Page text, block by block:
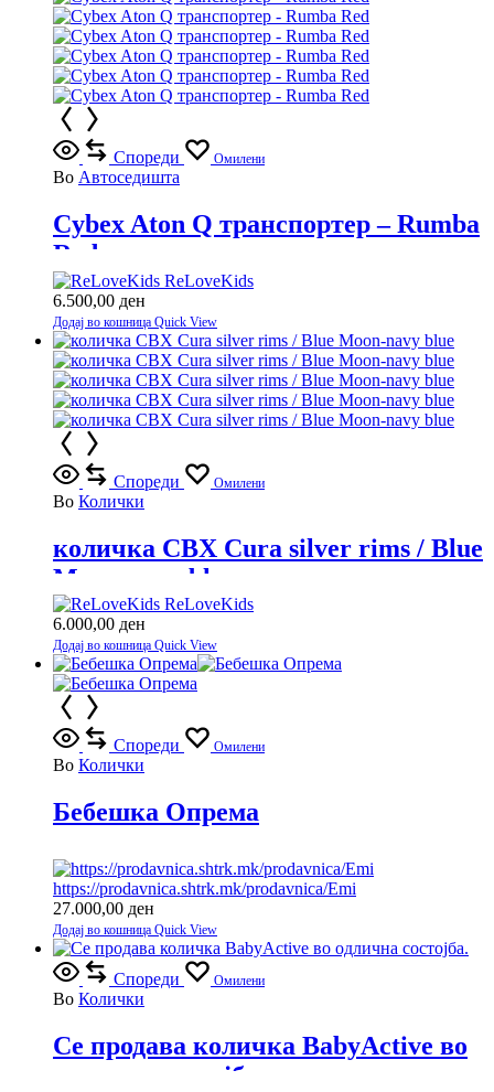
Спореди Омилени
Во Автоседишта
Cybex Aton Q транспортер – Rumba
Red
ReLoveKids
6.500,00 ден
Додај во кошница Quick View
Спореди Омилени
Во Колички
количка CBX Cura silver rims / Blue
Moon-navy blue
ReLoveKids
6.000,00 ден
Додај во кошница Quick View
Спореди Омилени
Во Колички
Бебешка Опрема
https://prodavnica.shtrk.mk/prodavnica/Emi
27.000,00 ден
Додај во кошница Quick View
Спореди Омилени
Во Колички
Се продава количка BabyActive во
одлична состојба.